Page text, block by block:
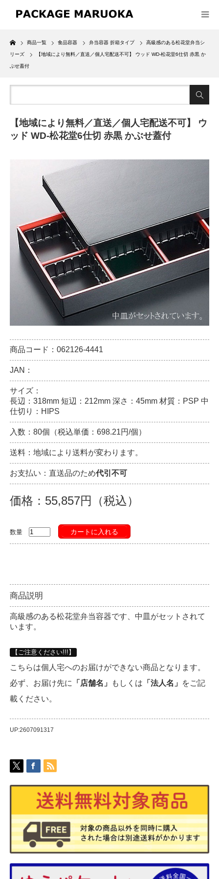
Home
商品一覧 食品容器 弁当容器 折箱タイプ 高級感のある松花堂弁当シ
リーズ 【地域により無料／直送／個人宅配送不可】 ウッド WD-松花堂6仕切 赤黒 か
ぶせ蓋付
【地域により無料／直送／個人宅配送不可】 ウ
ッド WD-松花堂6仕切 赤黒 かぶせ蓋付
商品コード：062126-4441
JAN：
サイズ：
長辺：318mm 短辺：212mm 深さ：45mm 材質：PSP 中
仕切り：HIPS
入数：80個（税込単価：698.21円/個）
送料：地域により送料が変わります。
お支払い：直送品のため代引不可
価格：55,857円（税込）
数量 カートに入れる
商品説明
高級感のある松花堂弁当容器です、中皿がセットされて
います。
【ご注意ください!!!】
こちらは個人宅へのお届けができない商品となります。
必ず、お届け先に
「店舗名」 もしくは 「法人名」
をご記
載ください。
UP:2607091317